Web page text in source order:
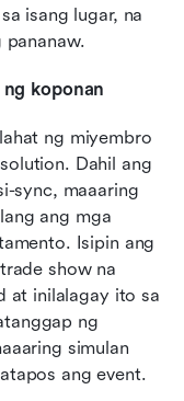
isang lugar, na
koponan
ng miyembro
Dahil ang
sync, maaaring
ang mga
Isipin ang
show na
at inilalagay ito sa
ng
simulan
ang event.